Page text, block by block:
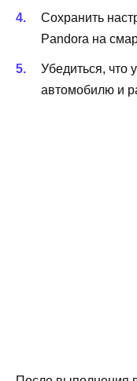
Сохранить
Pandora на
Убедиться, что
автомобилю и